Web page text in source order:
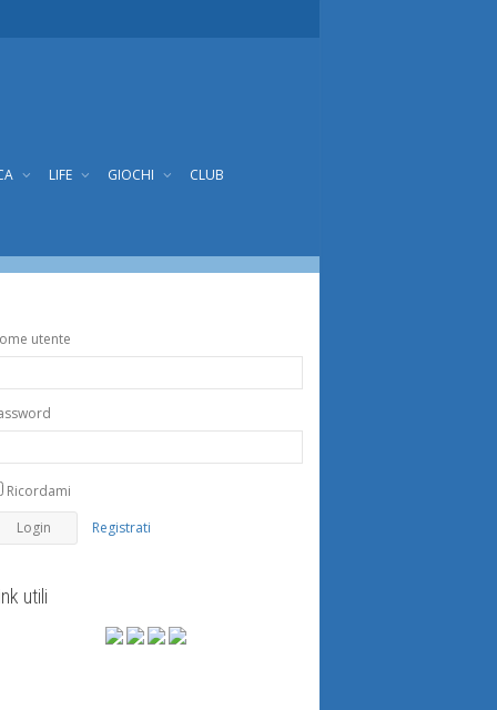
LIFE GIOCHI CLUB
utente
Ricordami
Registrati
utili